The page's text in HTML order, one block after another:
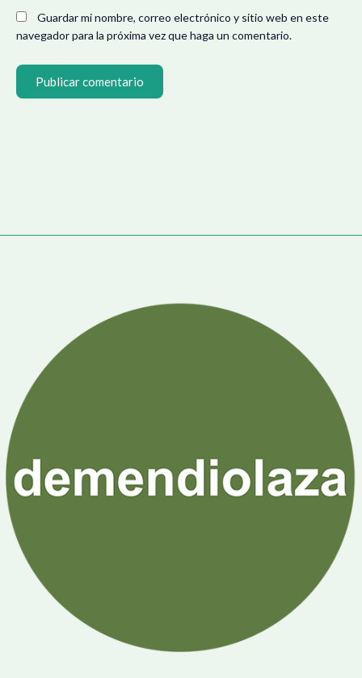
Guardar mi nombre, correo electrónico y sitio web en este
navegador para la próxima vez que haga un comentario.